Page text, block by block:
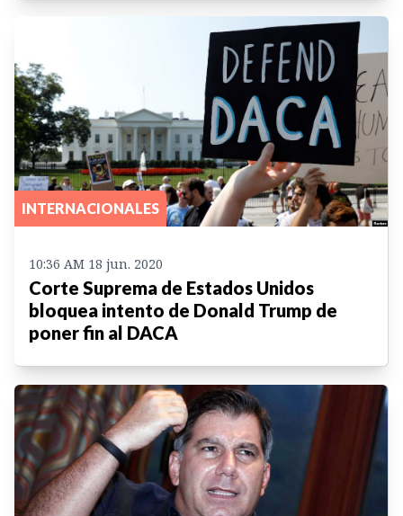
INTERNACIONALES
10:36 AM 18 jun. 2020
Corte Suprema de Estados Unidos
bloquea intento de Donald Trump de
poner fin al DACA